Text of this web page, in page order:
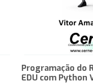
Programação do
EDU com Python